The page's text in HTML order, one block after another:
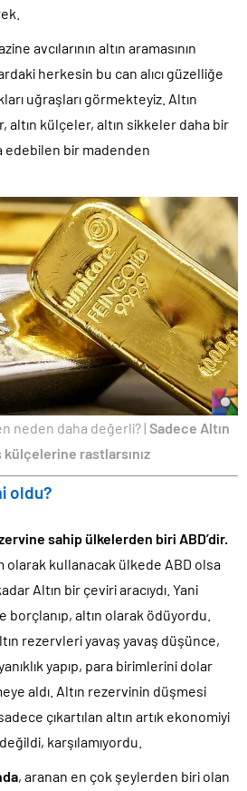
avcılarının altın aramasının
herkesin bu can alıcı güzelliğe
uğraşları görmekteyiz. Altın
altın külçeler, altın sikkeler daha bir
edebilen bir madenden
neden daha değerli? | Sadece Altın
külçelerine rastlarsınız
oldu?
sahip ülkelerden biri ABD’dir.
olarak kullanacak ülkede ABD olsa
Altın bir çeviri aracıydı. Yani
altın olarak ödüyordu.
rezervleri yavaş yavaş düşünce,
yapıp, para birimlerini dolar
aldı. Altın rezervinin düşmesi
çıkartılan altın artık ekonomiyi
karşılamıyordu.
, aranan en çok şeylerden biri olan